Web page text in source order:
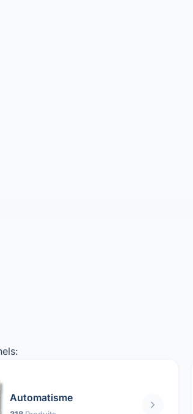
Automatisme